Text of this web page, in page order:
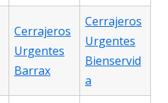
Cerrajeros
Urgentes
Barrax
Cerrajeros
Urgentes
Bienservid
a